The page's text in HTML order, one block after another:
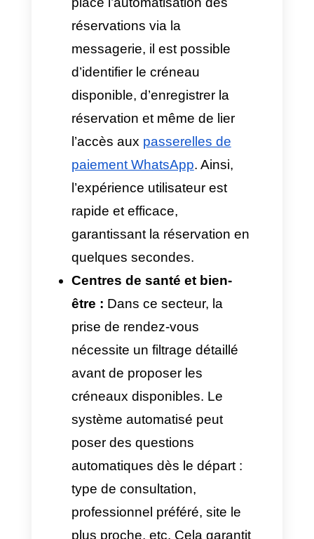
avec le règlement de
l’entreprise, identifie qu’il a
dépassé le délai pour
effectuer un changement et
peut envoyer une notification
explicative ou transférer le
cas à un agent humain.
Un flux automatisé élimine ce
problème à la racine. En
déléguant ce processus
logistique à une technologie
moderne et avancée,
l’entreprise atteint deux objectifs
clairs : offrir une expérience
utilisateur fluide et sans friction,
et donner du temps précieux à
l’équipe pour se concentrer sur
la qualité du service ou la